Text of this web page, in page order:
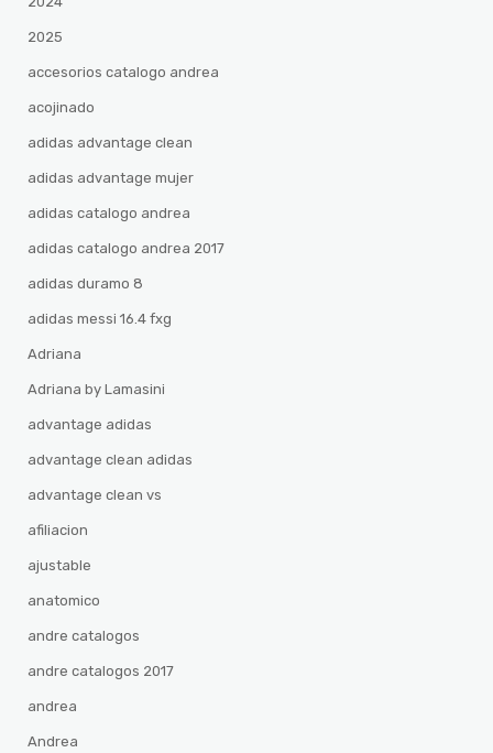
2025
accesorios catalogo andrea
acojinado
adidas advantage clean
adidas advantage mujer
adidas catalogo andrea
adidas catalogo andrea 2017
adidas duramo 8
adidas messi 16.4 fxg
Adriana
Adriana by Lamasini
advantage adidas
advantage clean adidas
advantage clean vs
afiliacion
ajustable
anatomico
andre catalogos
andre catalogos 2017
andrea
Andrea